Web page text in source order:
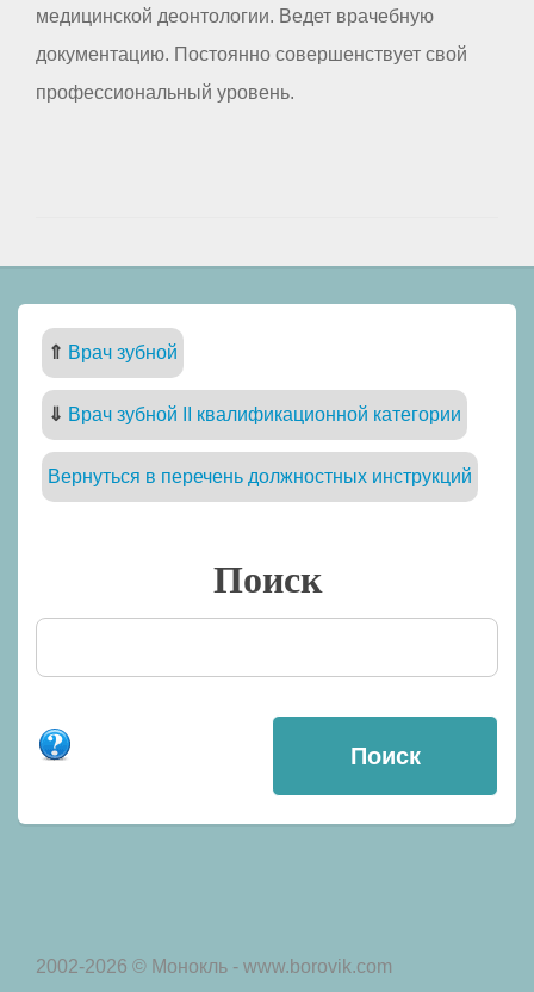
медицинской деонтологии. Ведет врачебную
документацию. Постоянно совершенствует свой
профессиональный уровень.
⇑ Врач зубной
⇓ Врач зубной II квалификационной категории
Вернуться в перечень должностных инструкций
Поиск
2002-2026 © Монокль - www.borovik.com